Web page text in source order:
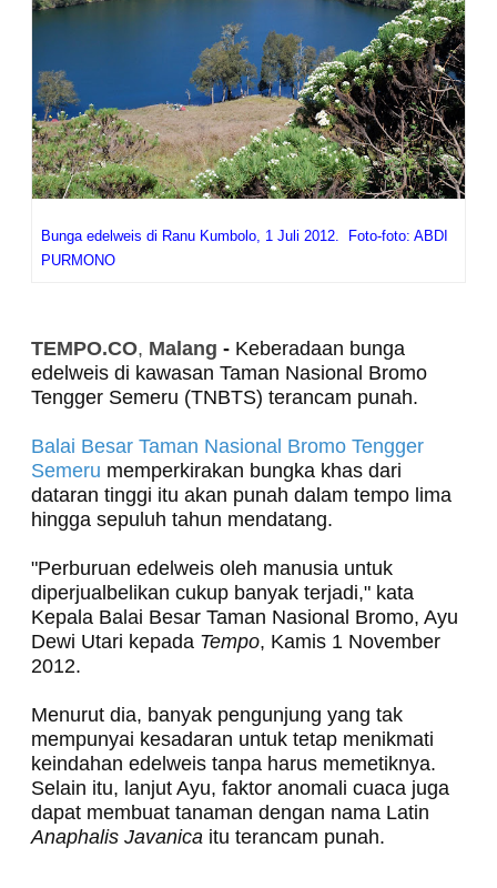
Bunga edelweis di Ranu Kumbolo, 1 Juli 2012.
Foto-foto: ABDI
PURMONO
TEMPO.CO, Malang - Keberadaan bunga
edelweis di kawasan Taman Nasional Bromo
Tengger Semeru (TNBTS) terancam punah.
Balai Besar Taman Nasional Bromo Tengger
Semeru memperkirakan bungka khas dari
dataran tinggi itu akan punah dalam tempo lima
hingga sepuluh tahun mendatang.
"Perburuan edelweis oleh manusia untuk
diperjualbelikan cukup banyak terjadi," kata
Kepala Balai Besar Taman Nasional Bromo, Ayu
Dewi Utari kepada Tempo, Kamis 1 November
2012.
Menurut dia, banyak pengunjung yang tak
mempunyai kesadaran untuk tetap menikmati
keindahan edelweis tanpa harus memetiknya.
Selain itu, lanjut Ayu, faktor anomali cuaca juga
dapat membuat tanaman dengan nama Latin
Anaphalis Javanica itu terancam punah.